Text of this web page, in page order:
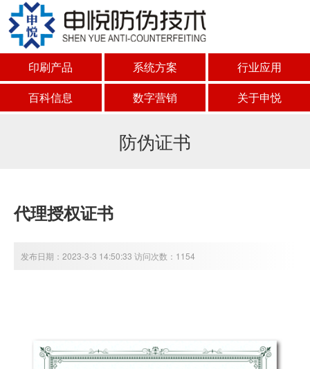
印刷产品 系统方案
行业应用
百科信息
数字营销 关于申悦
防伪证书
代理授权证书
发布日期：2023-3-3 14:50:33 访问次数：1154